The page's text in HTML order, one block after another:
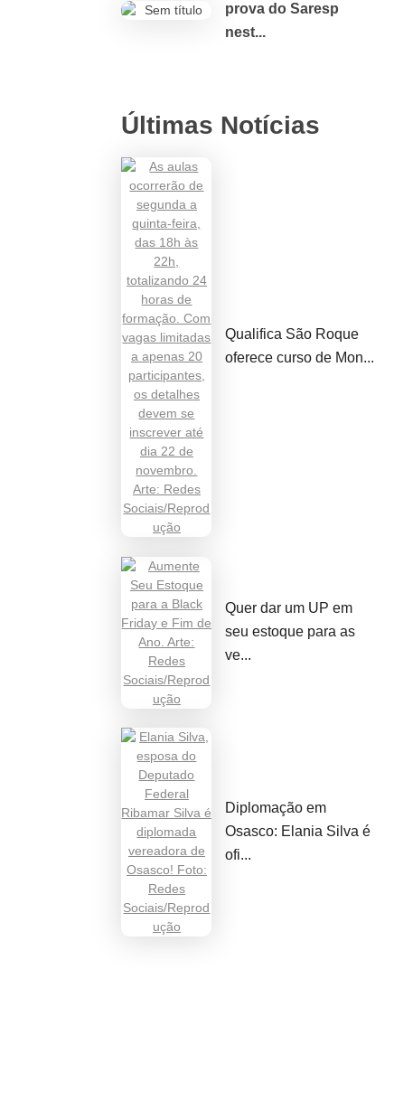
prova do Saresp
nest...
Últimas Notícias
Qualifica São Roque
oferece curso de Mon...
Quer dar um UP em
seu estoque para as
ve...
Diplomação em
Osasco: Elania Silva é
ofi...